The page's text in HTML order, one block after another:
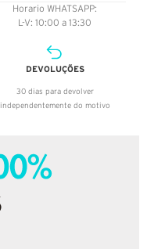
Horario WHATSAPP:
L-V: 10:00 a 13:30
DEVOLUÇÕES
30 dias para devolver
independentemente do motivo